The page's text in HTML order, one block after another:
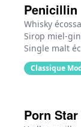
Penicillin
Whisky
Sirop miel-
Single malt
Classique
Porn